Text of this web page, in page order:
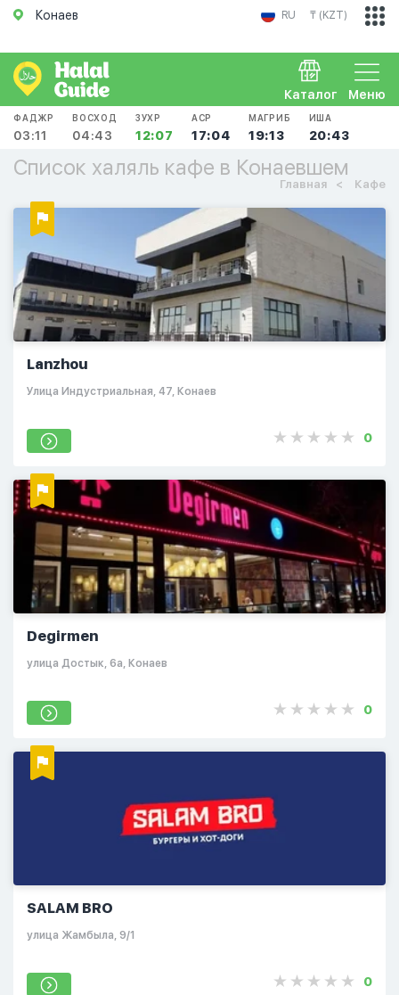
Конаев RU ₸ (KZT)
Меню
Каталог
ФАДЖР
03:11
ВОСХОД
04:43
ЗУХР
12:07
АСР
17:04
МАГРИБ
19:13
ИША
20:43
Список халяль кафе в Конаевшем
Главная Кафе
Lanzhou
​Улица Индустриальная, 47, Конаев
0
Degirmen
​улица Достык, 6а, Конаев
0
SALAM BRO
​улица Жамбыла, 9/1
0